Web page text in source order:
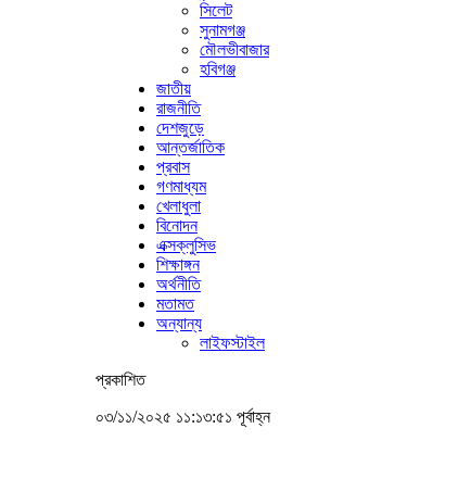
সিলেট
সুনামগঞ্জ
মৌলভীবাজার
হবিগঞ্জ
জাতীয়
রাজনীতি
দেশজুড়ে
আন্তর্জাতিক
প্রবাস
গণমাধ্যম
খেলাধুলা
বিনোদন
এক্সক্লুসিভ
শিক্ষাঙ্গন
অর্থনীতি
মতামত
অন্যান্য
লাইফস্টাইল
প্রকাশিত
০৩/১১/২০২৫ ১১:১৩:৫১ পূর্বাহ্ন